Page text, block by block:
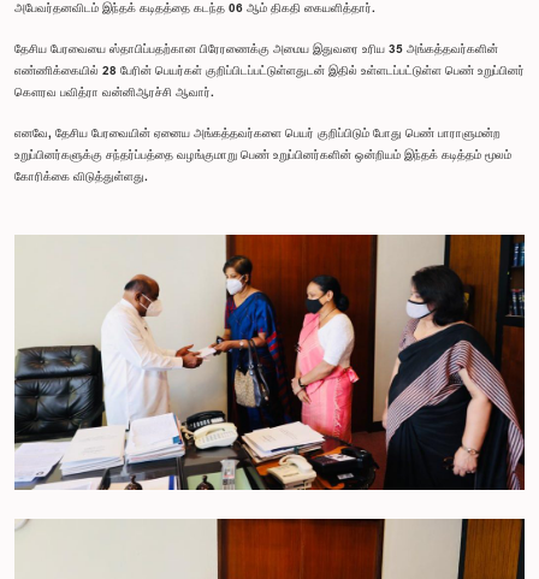
அபேவர்தனவிடம் இந்தக் கடிதத்தை கடந்த 06 ஆம் திகதி கையளித்தார்.
தேசிய பேரவையை ஸ்தாபிப்பதற்கான பிரேரணைக்கு அமைய இதுவரை உரிய 35 அங்கத்தவர்களின்
எண்ணிக்கையில் 28 பேரின் பெயர்கள் குறிப்பிடப்பட்டுள்ளதுடன் இதில் உள்ளடப்பட்டுள்ள பெண் உறுப்பினர்
கௌரவ பவித்ரா வன்னிஆரச்சி ஆவார்.
எனவே, தேசிய பேரவையின் ஏனைய அங்கத்தவர்களை பெயர் குறிப்பிடும் போது பெண் பாராளுமன்ற
உறுப்பினர்களுக்கு சந்தர்ப்பத்தை வழங்குமாறு பெண் உறுப்பினர்களின் ஒன்றியம் இந்தக் கடித்தம் மூலம்
கோரிக்கை விடுத்துள்ளது.